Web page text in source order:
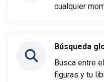
cualquier
Búsqueda
Busca entre
figuras y tu